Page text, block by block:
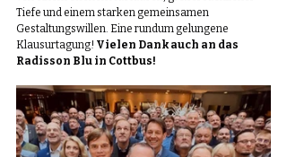
Tiefe und einem starken gemeinsamen
Gestaltungswillen. Eine rundum gelungene
Klausurtagung! Vielen Dank auch an das
Radisson Blu in Cottbus!